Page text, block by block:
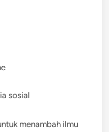
sosial
menambah ilmu